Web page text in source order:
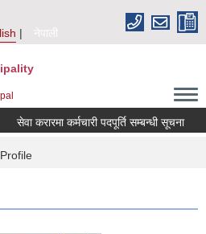
नेपाली
सेवा करारमा कर्मचारी पदपूर्ति सम्बन्धी सूचना